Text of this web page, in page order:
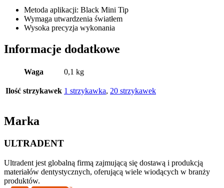
Metoda aplikacji: Black Mini Tip
Wymaga utwardzenia światłem
Wysoka precyzja wykonania
Informacje dodatkowe
Waga 0,1 kg
Ilość strzykawek 1 strzykawka, 20 strzykawek
Marka
ULTRADENT
Ultradent jest globalną firmą zajmującą się dostawą i produkcją
materiałów dentystycznych, oferującą wiele wiodących w branży
produktów.